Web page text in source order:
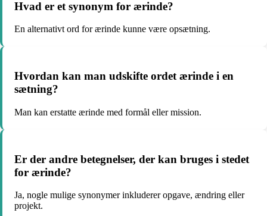
Hvad er et synonym for ærinde?
En alternativt ord for ærinde kunne være opsætning.
Hvordan kan man udskifte ordet ærinde i en
sætning?
Man kan erstatte ærinde med formål eller mission.
Er der andre betegnelser, der kan bruges i stedet
for ærinde?
Ja, nogle mulige synonymer inkluderer opgave, ændring eller
projekt.